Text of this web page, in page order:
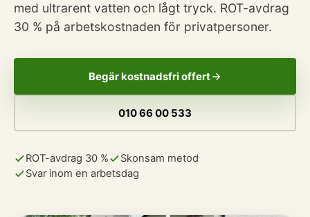
med ultrarent vatten och lågt tryck. ROT-avdrag
30 % på arbetskostnaden för privatpersoner.
Begär kostnadsfri offert
010 66 00 533
ROT-avdrag 30 %
Skonsam metod
Svar inom en arbetsdag